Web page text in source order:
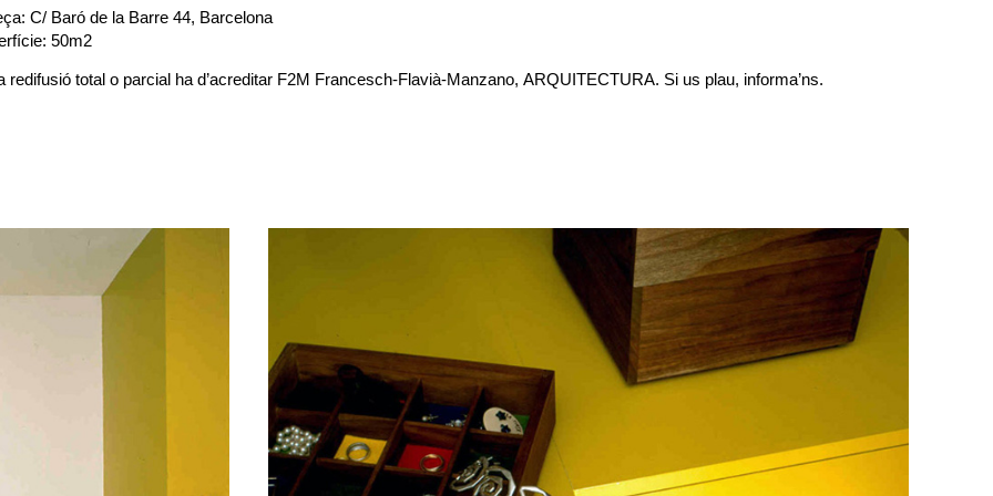
C/ Baró de la Barre 44, Barcelona
50m2
redifusió total o parcial ha d’acreditar F2M Francesch-Flavià-Manzano, ARQUITECTURA. Si us plau, informa’ns.